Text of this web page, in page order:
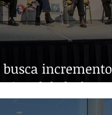
incremento
de leche